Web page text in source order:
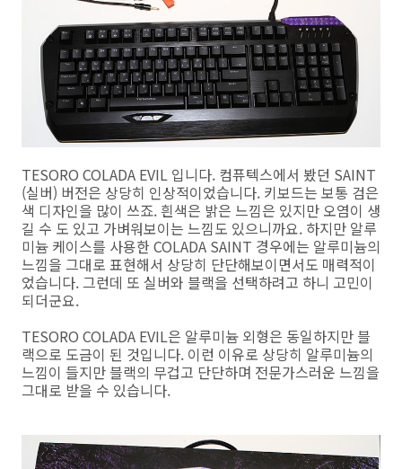
TESORO COLADA EVIL 입니다. 컴퓨텍스에서 봤던 SAINT
(실버) 버전은 상당히 인상적이었습니다. 키보드는 보통 검은
색 디자인을 많이 쓰죠. 흰색은 밝은 느낌은 있지만 오염이 생
길 수 도 있고 가벼워보이는 느낌도 있으니까요. 하지만 알루
미늄 케이스를 사용한 COLADA SAINT 경우에는 알루미늄의
느낌을 그대로 표현해서 상당히 단단해보이면서도 매력적이
었습니다. 그런데 또 실버와 블랙을 선택하려고 하니 고민이
되더군요.
TESORO COLADA EVIL은 알루미늄 외형은 동일하지만 블
랙으로 도금이 된 것입니다. 이런 이유로 상당히 알루미늄의
느낌이 들지만 블랙의 무겁고 단단하며 전문가스러운 느낌을
그대로 받을 수 있습니다.